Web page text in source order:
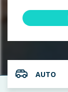
AUTO